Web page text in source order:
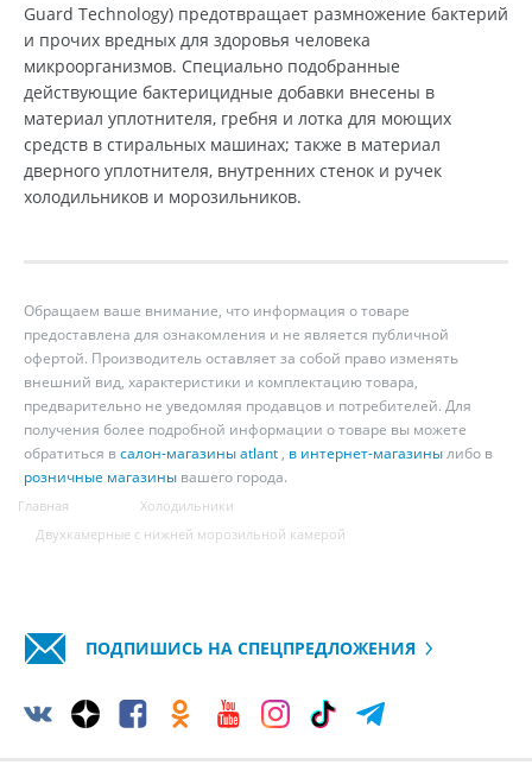
Guard Technology) предотвращает размножение бактерий
и прочих вредных для здоровья человека
микроорганизмов. Специально подобранные
действующие бактерицидные добавки внесены в
материал уплотнителя, гребня и лотка для моющих
средств в стиральных машинах; также в материал
дверного уплотнителя, внутренних стенок и ручек
холодильников и морозильников.
Обращаем ваше внимание, что информация о товаре
предоставлена для ознакомления и не является публичной
офертой. Производитель оставляет за собой право изменять
внешний вид, характеристики и комплектацию товара,
предварительно не уведомляя продавцов и потребителей. Для
получения более подробной информации о товаре вы можете
обратиться всалон-магазины atlant , в интернет-магазинылибо в
розничные магазины вашего города.
Главная
Холодильники
Двухкамерные с нижней морозильной камерой
ПОДПИШИСЬ НА СПЕЦПРЕДЛОЖЕНИЯ